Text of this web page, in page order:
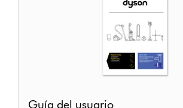
Guía del usuario